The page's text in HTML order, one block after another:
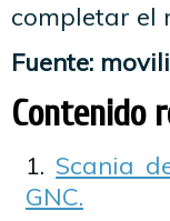
completar el
Fuente:
Contenido
Scania
GNC.